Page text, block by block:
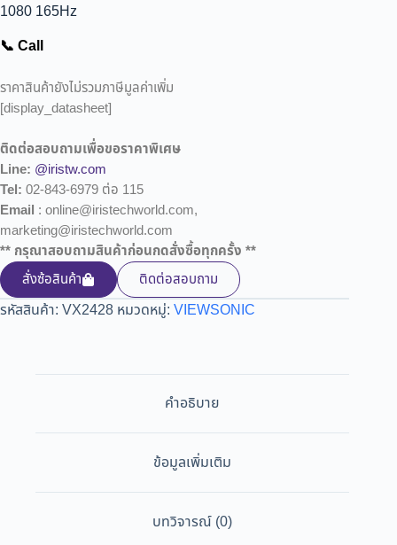
1080 165Hz
📞 Call
ราคาสินค้ายังไม่รวมภาษีมูลค่าเพิ่ม
[display_datasheet]
ติดต่อสอบถามเพื่อขอราคาพิเศษ
Line: @iristw.com
Tel: 02-843-6979 ต่อ 115
Email : online@iristechworld.com,
marketing@iristechworld.com
** กรุณาสอบถามสินค้าก่อนกดสั่งซื้อทุกครั้ง **
สั่งซ้อสินค้า
ติดต่อสอบถาม
รหัสสินค้า: VX2428 หมวดหมู่: VIEWSONIC
คำอธิบาย
ข้อมูลเพิ่มเติม
บทวิจารณ์ (0)